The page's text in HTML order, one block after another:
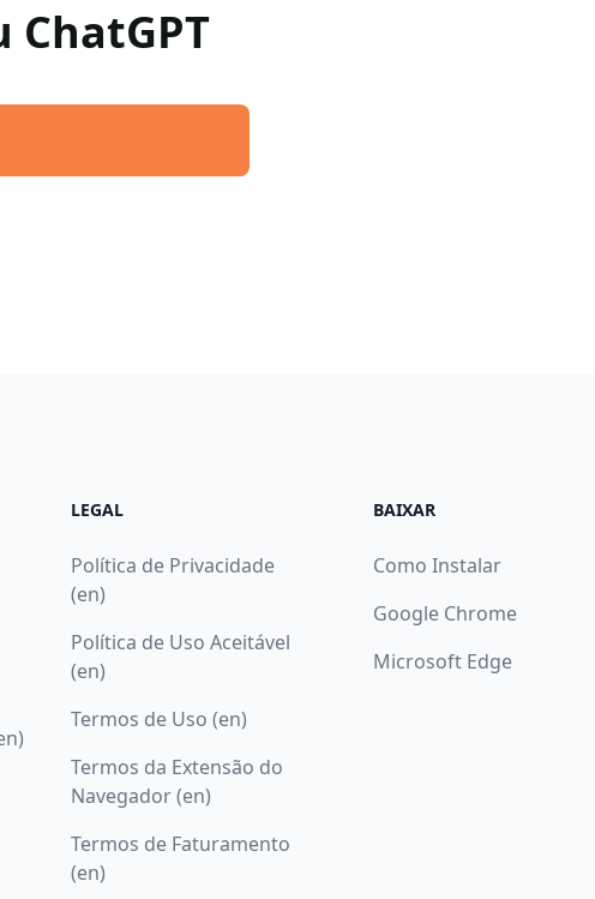
ChatGPT
LEGAL
Política de Privacidade
(en)
Política de Uso Aceitável
(en)
Termos de Uso (en)
Termos da Extensão do
Navegador (en)
Termos de Faturamento
(en)
BAIXAR
Como Instalar
Google Chrome
Microsoft Edge